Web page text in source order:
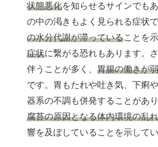
状態悪化を知らせるサインでも
の中の渇きもよく見られる症状で
の水分代謝が滞っていることを
症状に繋がる恐れもあります。
伴うことが多く、 胃腸の働きが
です。胃もたれや吐き気、下痢
器系の不調も併発することがあ
腐苔の原因となる体内環境の乱れ
響を及ぼしていることを示してい